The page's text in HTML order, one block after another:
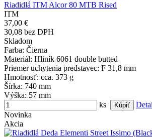
Riadidlá ITM Alcor 80 MTB Rised
ITM
37,00 €
30,08 bez DPH
Skladom
Farba: Čierna
Materiál: Hliník 6061 double butted
Priemer uchytenia predstavec: F 31,8 mm
Hmotnosť: cca. 373 g
Šírka: 740 mm
Výška: 57 mm
ks
Novinka
Akcia